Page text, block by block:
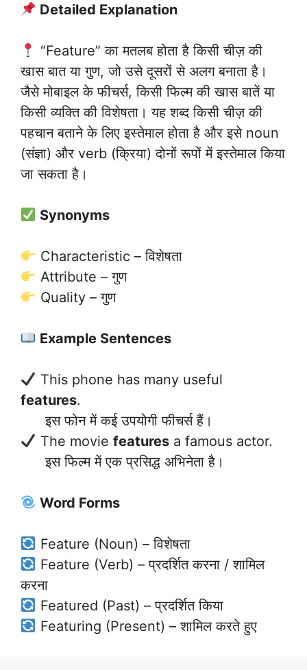
Detailed Explanation
“Feature” का मतलब होता है किसी चीज़ की
खास बात या गुण, जो उसे दूसरों से अलग बनाता है।
जैसे मोबाइल के फीचर्स, किसी फिल्म की खास बातें या
किसी व्यक्ति की विशेषता। यह शब्द किसी चीज़ की
पहचान बताने के लिए इस्तेमाल होता है और इसे noun
(संज्ञा) और verb (क्रिया) दोनों रूपों में इस्तेमाल किया
जा सकता है।
Synonyms
Characteristic – विशेषता
Attribute – गुण
Quality – गुण
Example Sentences
This phone has many useful
features.
इस फोन में कई उपयोगी फीचर्स हैं।
The movie featuresa famous actor.
इस फिल्म में एक प्रसिद्ध अभिनेता है।
Word Forms
Feature (Noun) – विशेषता
Feature (Verb) – प्रदर्शित करना / शामिल
करना
Featured (Past) – प्रदर्शित किया
Featuring (Present) – शामिल करते हुए